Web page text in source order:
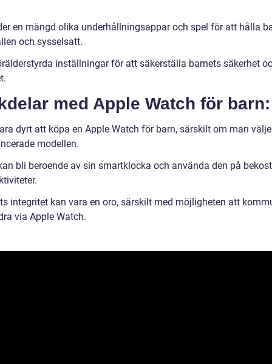
en mängd olika underhållningsappar och spel för att hålla
och sysselsatt.
inställningar för att säkerställa barnets säkerhet
med Apple Watch för barn:
dyrt att köpa en Apple Watch för barn, särskilt om man
modellen.
bli beroende av sin smartklocka och använda den på
integritet kan vara en oro, särskilt med möjligheten att
via Apple Watch.